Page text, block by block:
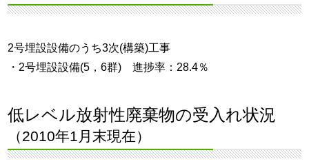
2号埋設設備のうち3次(構築)工事
・2号埋設設備(5，6群) 進捗率：28.4％
低レベル放射性廃棄物の受入れ状況
（2010年1月末現在）